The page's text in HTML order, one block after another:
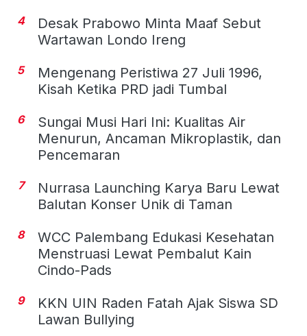
4
Desak Prabowo Minta Maaf Sebut
Wartawan Londo Ireng
5
Mengenang Peristiwa 27 Juli 1996,
Kisah Ketika PRD jadi Tumbal
6
Sungai Musi Hari Ini: Kualitas Air
Menurun, Ancaman Mikroplastik, dan
Pencemaran
7
Nurrasa Launching Karya Baru Lewat
Balutan Konser Unik di Taman
8
WCC Palembang Edukasi Kesehatan
Menstruasi Lewat Pembalut Kain
Cindo-Pads
9
KKN UIN Raden Fatah Ajak Siswa SD
Lawan Bullying